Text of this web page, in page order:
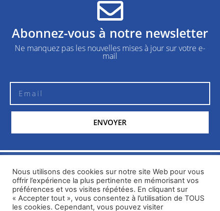
Abonnez-vous à notre newsletter
Ne manquez pas les nouvelles mises à jour sur votre e-
mail
ENVOYER
© Weboza| weboza.net
Nous utilisons des cookies sur notre site Web pour vous
offrir l’expérience la plus pertinente en mémorisant vos
préférences et vos visites répétées. En cliquant sur
« Accepter tout », vous consentez à l’utilisation de TOUS
les cookies. Cependant, vous pouvez visiter